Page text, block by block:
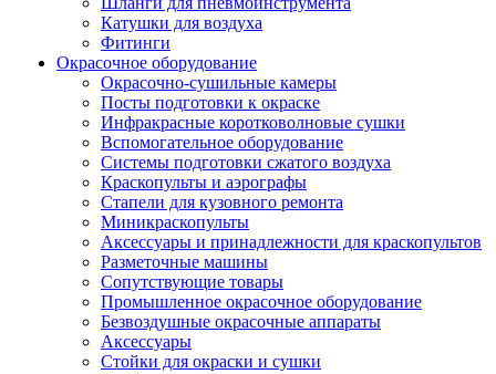
Катушки для воздуха
Фитинги
Окрасочное оборудование
Окрасочно-сушильные камеры
Посты подготовки к окраске
Инфракрасные коротковолновые сушки
Вспомогательное оборудование
Системы подготовки сжатого воздуха
Краскопульты и аэрографы
Стапели для кузовного ремонта
Миникраскопульты
Аксессуары и принадлежности для краскопультов
Разметочные машины
Сопутствующие товары
Промышленное окрасочное оборудование
Безвоздушные окрасочные аппараты
Аксессуары
Стойки для окраски и сушки